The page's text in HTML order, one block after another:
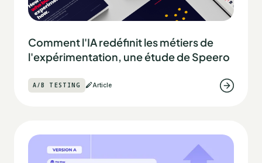
Comment l'IA redéfinit les métiers de
l'expérimentation, une étude de Speero
A/B TESTING Article